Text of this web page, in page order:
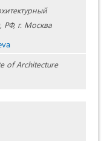
РФ, г. Москва
of Architecture